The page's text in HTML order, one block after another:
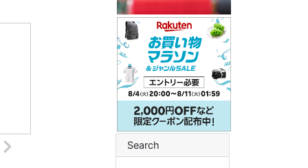
Search